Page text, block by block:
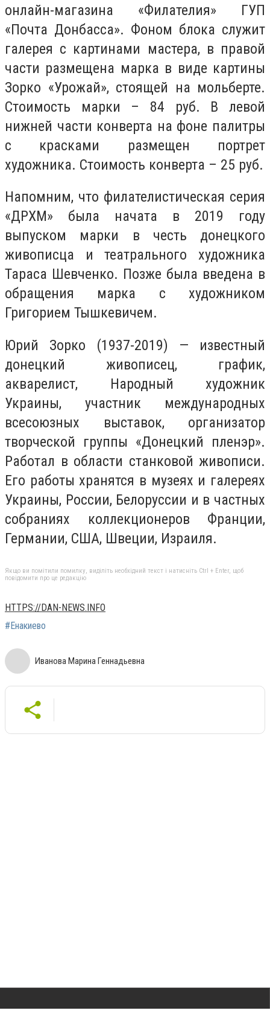
онлайн-магазина «Филателия» ГУП
«Почта Донбасса». Фоном блока служит
галерея с картинами мастера, в правой
части размещена марка в виде картины
Зорко «Урожай», стоящей на мольберте.
Стоимость марки – 84 руб. В левой
нижней части конверта на фоне палитры
с красками размещен портрет
художника. Стоимость конверта – 25 руб.
Напомним, что филателистическая серия
«ДРХМ» была начата в 2019 году
выпуском марки в честь донецкого
живописца и театрального художника
Тараса Шевченко. Позже была введена в
обращения марка с художником
Григорием Тышкевичем.
Юрий Зорко (1937-2019) — известный
донецкий живописец, график,
акварелист, Народный художник
Украины, участник международных
всесоюзных выставок, организатор
творческой группы «Донецкий пленэр».
Работал в области станковой живописи.
Его работы хранятся в музеях и галереях
Украины, России, Белоруссии и в частных
собраниях коллекционеров Франции,
Германии, США, Швеции, Израиля.
Якщо ви помітили помилку, виділіть необхідний текст і натисніть Ctrl + Enter, щоб
повідомити про це редакцію
HTTPS://DAN-NEWS.INFO
#Енакиево
Иванова Марина Геннадьевна